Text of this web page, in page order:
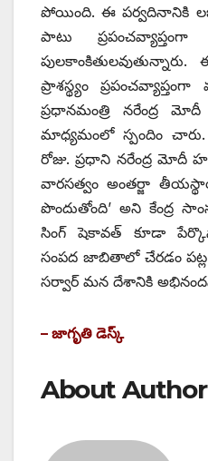
పోయింది. ఈ పర్వదినానికి
పాటు
ప్రాశస్థ్యం
ప్రధానమంత్రి నరేంద్ర
మాధ్యమంలో స్పందిం చారు.
రోజు. ప్రధాని నరేంద్ర
వారసత్వం అంతర్జా
పొందుతోంది’ అని కేంద్ర
సింగ్‌ ‌షెకావత్‌ ‌కూడా
సంపద జాబితాలో చేరడం
‌సర్వార్‌ ‌మన దేశానికి
– జాగృతి డెస్క్
About Author